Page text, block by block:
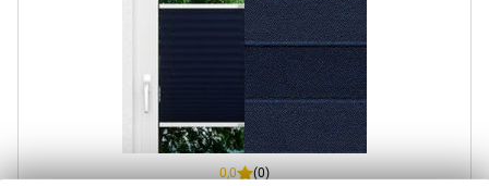
0,0 (0)